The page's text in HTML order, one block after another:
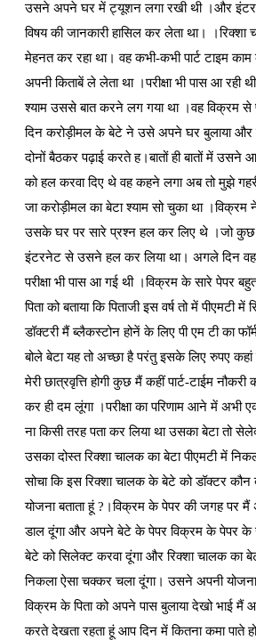
उसने अपने घर में ट्यूशन लगा रखी थी ।और
विषय की जानकारी हासिल कर लेता था। ।रिक्शा
मेहनत कर रहा था। वह कभी-कभी पार्ट टाइम
अपनी किताबें ले लेता था ।परीक्षा भी पास आ रही
श्याम उससे बात करने लग गया था ।वह विक्रम से
दिन करोड़ीमल के बेटे ने उसे अपने घर बुलाया
दोनों बैठकर पढ़ाई करते ह।बातों ही बातों में उसने
को हल करवा दिए थे वह कहने लगा अब तो मुझे
जा करोड़ीमल का बेटा श्याम सो चुका था
उसके घर पर सारे प्रश्न हल कर लिए थे ।जो कुछ
इंटरनेट से उसने हल कर लिया था। अगले दिन
परीक्षा भी पास आ गई थी ।विक्रम के सारे पेपर
पिता को बताया कि पिताजी इस वर्ष तो में पीएमटी
डॉक्टरी मैं ब्लैकस्टोन होनें के लिए पी एम टी का
बोले बेटा यह तो अच्छा है परंतु इसके लिए रुपए
मेरी छात्रवृत्ति होगी कुछ मैं कहीं पार्ट-टाईम
कर ही दम लूंगा ।परीक्षा का परिणाम आने में अभी
ना किसी तरह पता कर लिया था उसका बेटा तो
उसका दोस्त रिक्शा चालक का बेटा पीएमटी में
सोचा कि इस रिक्शा चालक के बेटे को डॉक्टर कौन
योजना बताता हूं ?।विक्रम के पेपर की जगह पर
डाल दूंगा और अपने बेटे के पेपर विक्रम के पेपर
बेटे को सिलेक्ट करवा दूंगा और रिक्शा चालक का
निकला ऐसा चक्कर चला दूंगा। उसने अपनी
विक्रम के पिता को अपने पास बुलाया देखो भाई मैं
करते देखता रहता हूं आप दिन में कितना कमा पाते